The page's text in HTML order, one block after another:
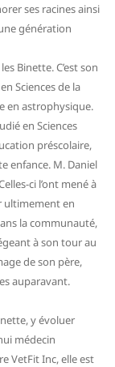
ses racines ainsi
génération
Binette. C’est son
Sciences de la
en astrophysique.
en Sciences
préscolaire,
enfance. M. Daniel
ci l’ont mené à
ultimement en
la communauté,
à son tour au
de son père,
auparavant.
y évoluer
médecin
VetFit Inc, elle est